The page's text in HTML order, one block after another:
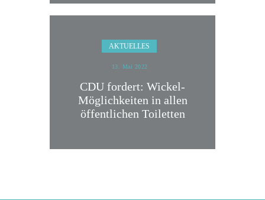
AKTUELLES
13. Mai 2022
CDU fordert: Wickel-
Möglichkeiten in allen
öffentlichen Toiletten